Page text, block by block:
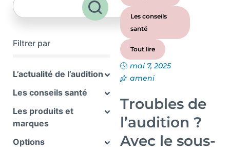
Filtrer par
L’actualité de l’audition
Les conseils santé
Les produits et
marques
Options
Les conseils
santé
Tout lire
mai 7, 2025
ameni
Troubles de
l’audition ?
Avec le sous-